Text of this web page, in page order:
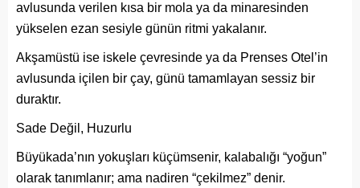
avlusunda verilen kısa bir mola ya da minaresinden
yükselen ezan sesiyle günün ritmi yakalanır.
Akşamüstü ise iskele çevresinde ya da Prenses Otel’in
avlusunda içilen bir çay, günü tamamlayan sessiz bir
duraktır.
Sade Değil, Huzurlu
Büyükada’nın yokuşları küçümsenir, kalabalığı “yoğun”
olarak tanımlanır; ama nadiren “çekilmez” denir.